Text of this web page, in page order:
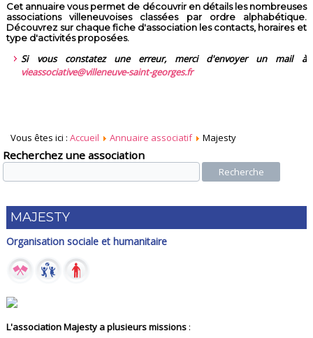
Cet annuaire vous permet de découvrir en détails les nombreuses
associations villeneuvoises classées par ordre alphabétique.
Découvrez sur chaque fiche d'association les contacts, horaires et
type d'activités proposées.
Si vous constatez une erreur, merci d'envoyer un mail à
vieassociative@villeneuve-saint-georges.fr
Vous êtes ici :Accueil Annuaire associatif Majesty
Recherchez une association
Recherche
MAJESTY
Organisation sociale et humanitaire
L'association Majesty a plusieurs missions :